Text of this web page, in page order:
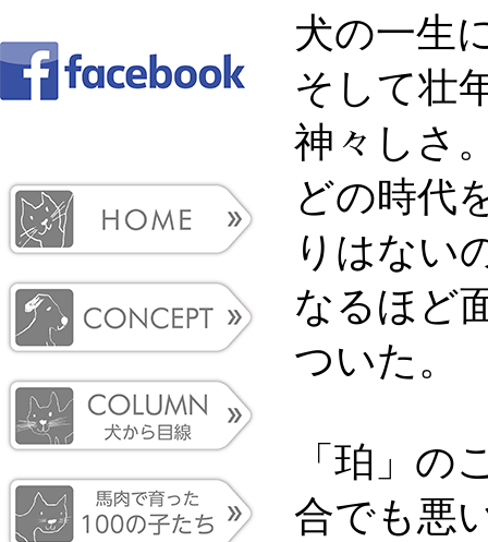
犬の一生
そして壮
神々しさ
どの時代
りはない
なるほど
ついた。
「珀」
合でも悪